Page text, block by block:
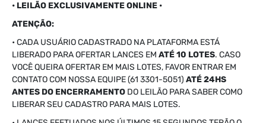
• LEILÃO EXCLUSIVAMENTE ONLINE •
ATENÇÃO:
• CADA USUÁRIO CADASTRADO NA PLATAFORMA ESTÁ
LIBERADO PARA OFERTAR LANCES EM ATÉ 10 LOTES. CASO
VOCÊ QUEIRA OFERTAR EM MAIS LOTES, FAVOR ENTRAR EM
CONTATO COM NOSSA EQUIPE (61 3301-5051) ATÉ 24HS
ANTES DO ENCERRAMENTO DO LEILÃO PARA SABER COMO
LIBERAR SEU CADASTRO PARA MAIS LOTES.